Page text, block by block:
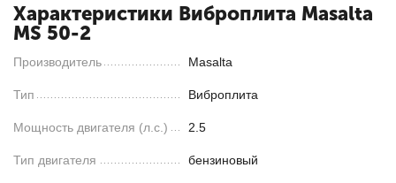
Характеристики Виброплита Masalta
MS 50-2
Производитель Masalta
Тип Виброплита
Мощность двигателя (л.с.) 2.5
Тип двигателя бензиновый